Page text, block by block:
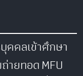
คคลเข้าศึกษา
ายทอดMFU